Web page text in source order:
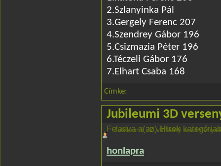
2.Szlanyinka Pál
3.Gergely Ferenc 207
4.Szendrey Gábor 196
5.Csizmazia Péter 196
6.Téczeli Gábor 176
7.Elhart Csaba 168
Címke:
Jubileumi 3D
Feladva a(az)Hirek
Jubileumi 3D verseny
honlapra